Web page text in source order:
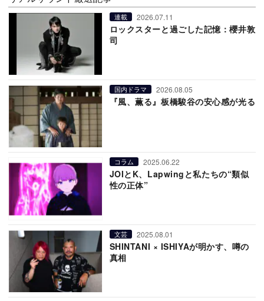
連載 2026.07.11
ロックスターと過ごした記憶：櫻井敦
司
国内ドラマ 2026.08.05
『風、薫る』板橋駿谷の安心感が光る
コラム 2025.06.22
JOIとK、Lapwingと私たちの“類似
性の正体”
文芸 2025.08.01
SHINTANI × ISHIYAが明かす、噂の
真相